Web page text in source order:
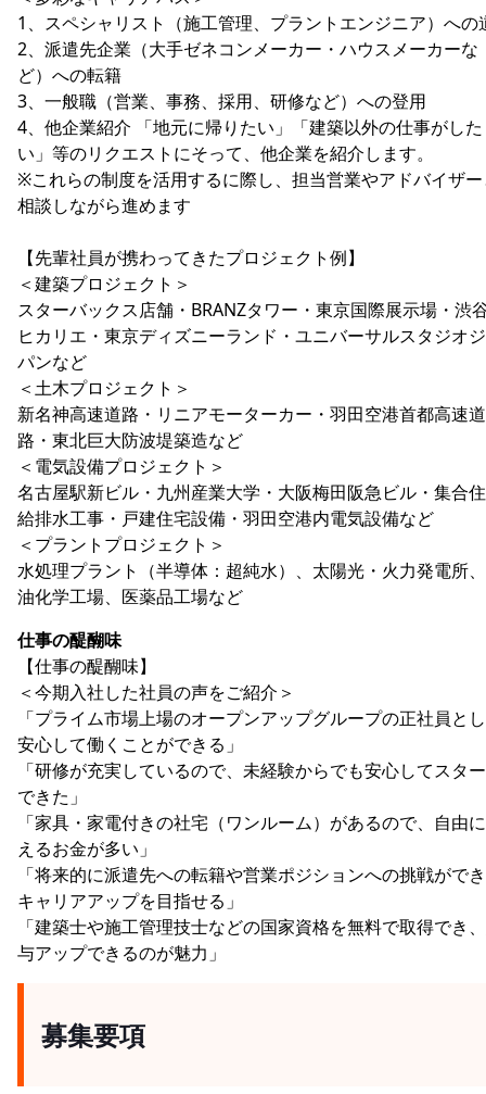
1、スペシャリスト（施工管理、プラントエンジニア）への
2、派遣先企業（大手ゼネコンメーカー・ハウスメーカーな
ど）への転籍
3、一般職（営業、事務、採用、研修など）への登用
4、他企業紹介 「地元に帰りたい」「建築以外の仕事がした
い」等のリクエストにそって、他企業を紹介します。
※これらの制度を活用するに際し、担当営業やアドバイザ
相談しながら進めます
【先輩社員が携わってきたプロジェクト例】
＜建築プロジェクト＞
スターバックス店舗・BRANZタワー・東京国際展示場・渋
ヒカリエ・東京ディズニーランド・ユニバーサルスタジオ
パンなど
＜土木プロジェクト＞
新名神高速道路・リニアモーターカー・羽田空港首都高速道
路・東北巨大防波堤築造など
＜電気設備プロジェクト＞
名古屋駅新ビル・九州産業大学・大阪梅田阪急ビル・集合
給排水工事・戸建住宅設備・羽田空港内電気設備など
＜プラントプロジェクト＞
水処理プラント（半導体：超純水）、太陽光・火力発電所
油化学工場、医薬品工場など
仕事の醍醐味
【仕事の醍醐味】
＜今期入社した社員の声をご紹介＞
「プライム市場上場のオープンアップグループの正社員と
安心して働くことができる」
「研修が充実しているので、未経験からでも安心してスタ
できた」
「家具・家電付きの社宅（ワンルーム）があるので、自由
えるお金が多い」
「将来的に派遣先への転籍や営業ポジションへの挑戦がで
キャリアアップを目指せる」
「建築士や施工管理技士などの国家資格を無料で取得でき
与アップできるのが魅力」
募集要項